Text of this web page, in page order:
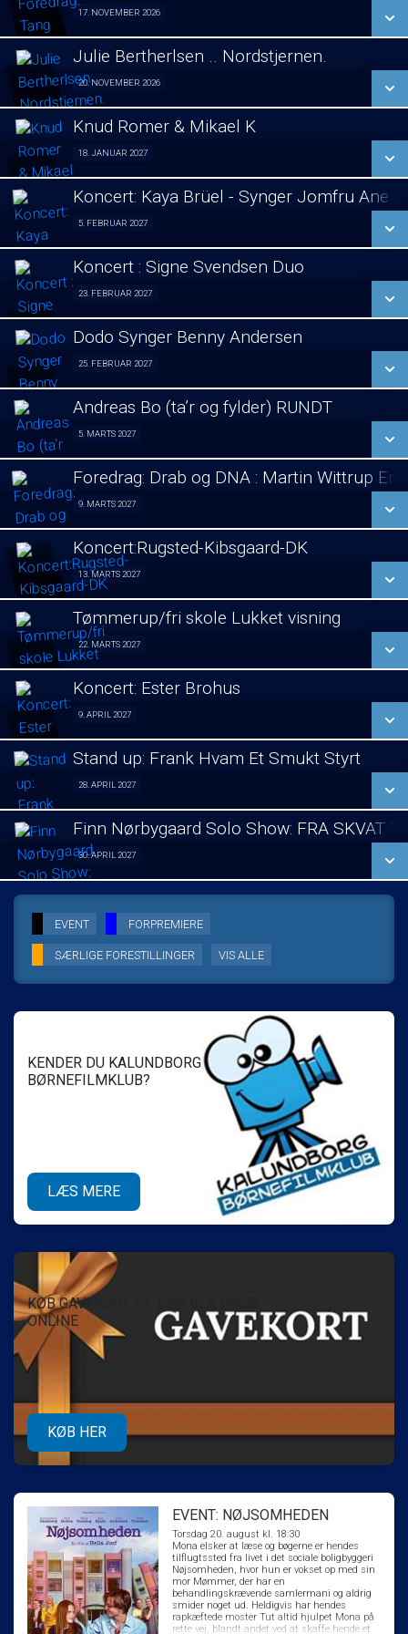
SE ALLE DAGE
LÆS MERE
17. NOVEMBER 2026Foredrag fra Århus 17/11
SE ALLE DAGE
LÆS MERE
Julie Bertherlsen .. Nordstjernen.
20. NOVEMBER 2026Jule koncert. 20/11
LÆS MERE
Knud Romer & Mikael K
18. JANUAR 2027
LÆS MERE
Koncert: Kaya Brüel - Synger Jomfru Ane
5. FEBRUAR 2027
LÆS MERE
Koncert : Signe Svendsen Duo
23. FEBRUAR 2027
Koncert : Signe Svendsen Duo 23/02
LÆS MERE
Dodo Synger Benny Andersen
25. FEBRUAR 2027
LÆS MERE
Andreas Bo (ta’r og fylder) RUNDT
5. MARTS 2027
LÆS MERE
Foredrag: Drab og DNA : Martin Wittrup
9. MARTS 2027
LÆS MERE
Koncert:Rugsted-Kibsgaard-DK
13. MARTS 2027
LÆS MERE
Tømmerup/fri skole Lukket visning
22. MARTS 2027Lukket visning 22/03
LÆS MERE
Koncert: Ester Brohus
9. APRIL 2027
LÆS MERE
Stand up: Frank Hvam Et Smukt Styrt
28. APRIL 2027
LÆS MERE
Finn Nørbygaard Solo Show: FRA SKVAT
30. APRIL 2027
SE ALLE DAGE
LÆS MERE
EVENT FORPREMIERE
SÆRLIGE FORESTILLINGER VIS ALLE
KENDER DU KALUNDBORG
BØRNEFILMKLUB?
LÆS MERE
KØB GAVEKORT TIL DEN BLÅ ENGEL
ONLINE
KØB HER
EVENT: NØJSOMHEDEN
Torsdag 20. august kl. 18:30
Mona elsker at læse og bøgerne er hendes
tilflugtssted fra livet i det sociale boligbyggeri
Nøjsomheden, hvor hun er vokset op med sin
mor Mømmer, der har en
behandlingskrævende samlermani og aldrig
smider noget ud. Heldigvis har hendes
rapkæftede moster Tut altid hjulpet Mona på
rette vej, blandt andet ved at skaffe hende et